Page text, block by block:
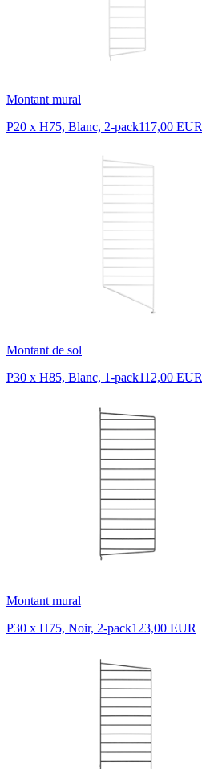
Montant mural
P20 x H75, Blanc, 2-pack117,00 EUR
Montant de sol
P30 x H85, Blanc, 1-pack112,00 EUR
Montant mural
P30 x H75, Noir, 2-pack123,00 EUR